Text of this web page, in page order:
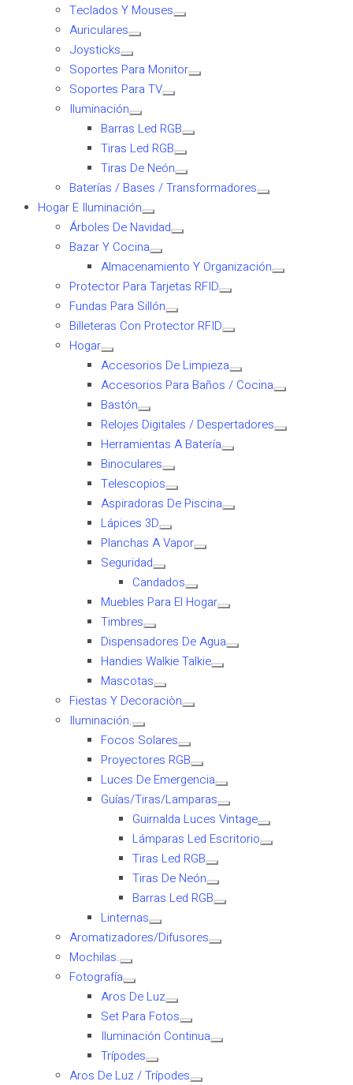
Teclados Y Mouses
Auriculares
Joysticks
Soportes Para Monitor
Soportes Para TV
Iluminación
Barras Led RGB
Tiras Led RGB
Tiras De Neón
Baterías / Bases / Transformadores
Hogar E Iluminación
Árboles De Navidad
Bazar Y Cocina
Almacenamiento Y Organización
Protector Para Tarjetas RFID
Fundas Para Sillón
Billeteras Con Protector RFID
Hogar
Accesorios De Limpieza
Accesorios Para Baños / Cocina
Bastón
Relojes Digitales / Despertadores
Herramientas A Batería
Binoculares
Telescopios
Aspiradoras De Piscina
Lápices 3D
Planchas A Vapor
Seguridad
Candados
Muebles Para El Hogar
Timbres
Dispensadores De Agua
Handies Walkie Talkie
Mascotas
Fiestas Y Decoraciòn
Iluminación.
Focos Solares
Proyectores RGB
Luces De Emergencia
Guías/Tiras/Lamparas
Guirnalda Luces Vintage
Lámparas Led Escritorio
Tiras Led RGB
Tiras De Neón
Barras Led RGB
Linternas
Aromatizadores/Difusores
Mochilas.
Fotografía
Aros De Luz
Set Para Fotos
Iluminación Continua
Trípodes
Aros De Luz / Trípodes